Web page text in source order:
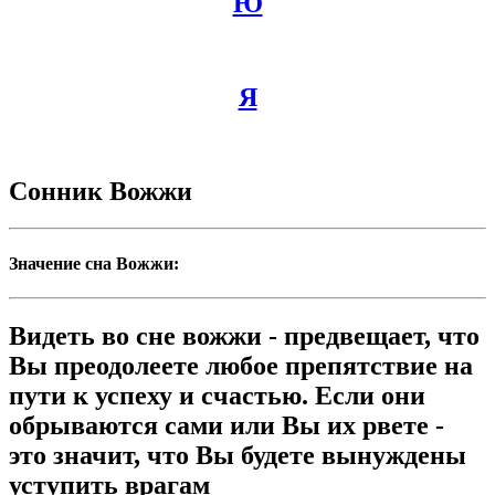
Я
Сонник Вожжи
Значение сна Вожжи:
Видеть во сне вожжи - предвещает, что
Вы преодолеете любое препятствие на
пути к успеху и счастью. Если они
обрываются сами или Вы их рвете -
это значит, что Вы будете вынуждены
уступить врагам